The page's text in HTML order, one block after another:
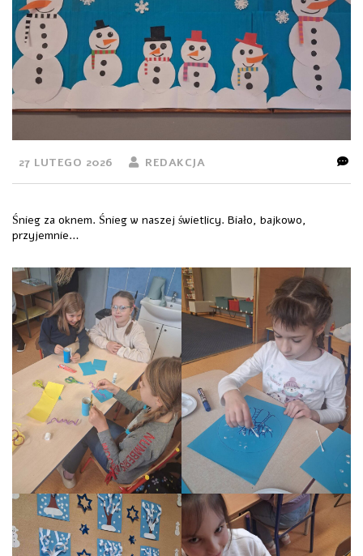
27 LUTEGO 2026 REDAKCJA
Śnieg za oknem. Śnieg w naszej świetlicy. Biało, bajkowo,
przyjemnie…